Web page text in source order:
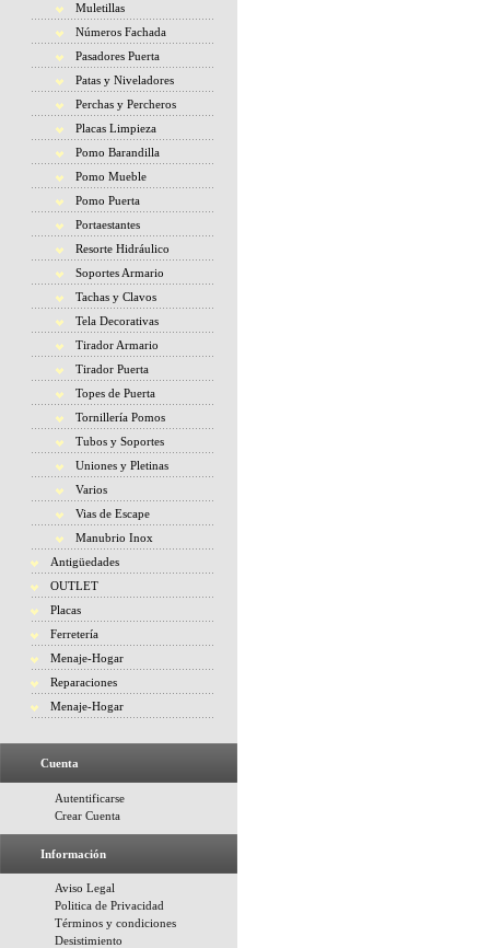
Muletillas
Números Fachada
Pasadores Puerta
Patas y Niveladores
Perchas y Percheros
Placas Limpieza
Pomo Barandilla
Pomo Mueble
Pomo Puerta
Portaestantes
Resorte Hidráulico
Soportes Armario
Tachas y Clavos
Tela Decorativas
Tirador Armario
Tirador Puerta
Topes de Puerta
Tornillería Pomos
Tubos y Soportes
Uniones y Pletinas
Varios
Vias de Escape
Manubrio Inox
Antigüedades
OUTLET
Placas
Ferretería
Menaje-Hogar
Reparaciones
Menaje-Hogar
Cuenta
Autentificarse
Crear Cuenta
Información
Aviso Legal
Politica de Privacidad
Términos y condiciones
Desistimiento